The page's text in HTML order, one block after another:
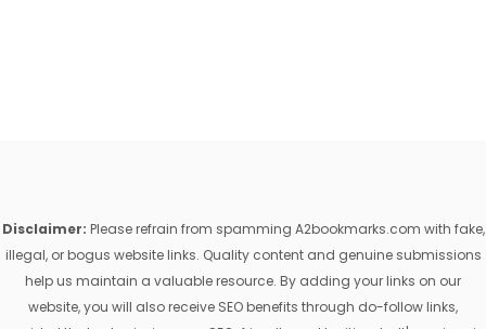
Disclaimer: Please refrain from spamming A2bookmarks.com with fake,
illegal, or bogus website links. Quality content and genuine submissions
help us maintain a valuable resource. By adding your links on our
website, you will also receive SEO benefits through do-follow links,